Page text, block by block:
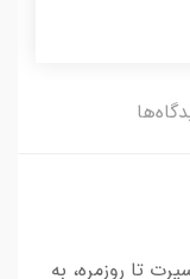
تا روزمره، به